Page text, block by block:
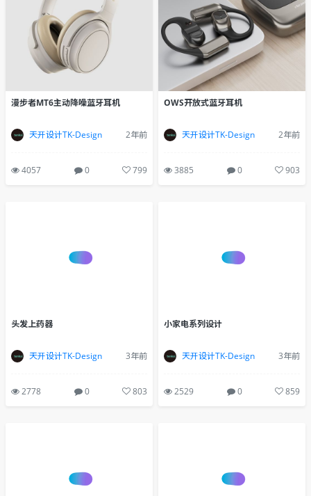
漫步者MT6主动降噪蓝牙耳机
天开设计TK-Design 2年前
4057 0 799
OWS开放式蓝牙耳机
天开设计TK-Design 2年前
3885 0 903
头发上药器
天开设计TK-Design 3年前
2778 0 803
小家电系列设计
天开设计TK-Design 3年前
2529 0 859